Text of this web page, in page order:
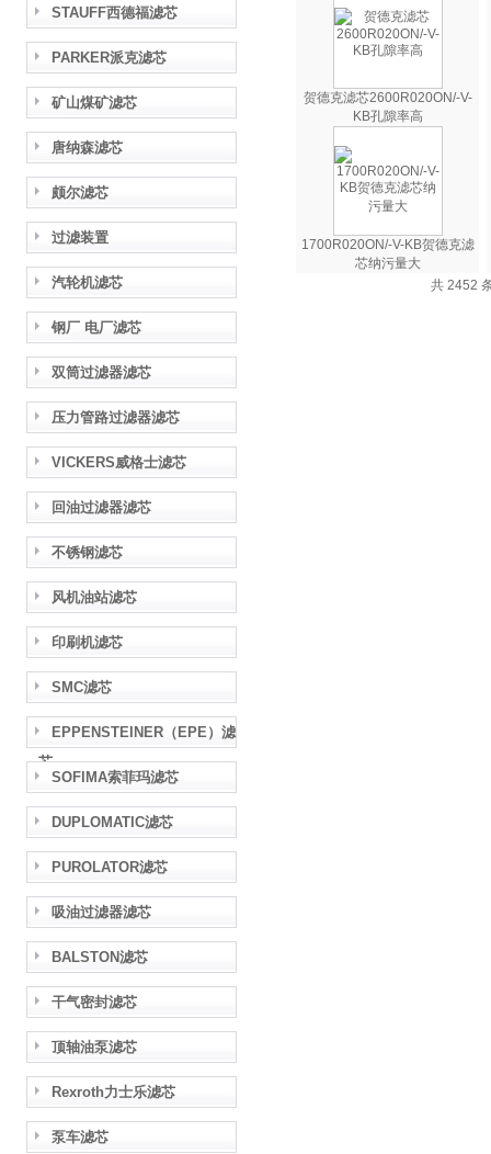
STAUFF西德福滤芯
PARKER派克滤芯
矿山煤矿滤芯
唐纳森滤芯
颇尔滤芯
过滤装置
汽轮机滤芯
钢厂 电厂滤芯
双筒过滤器滤芯
压力管路过滤器滤芯
VICKERS威格士滤芯
回油过滤器滤芯
不锈钢滤芯
风机油站滤芯
印刷机滤芯
SMC滤芯
EPPENSTEINER（EPE）滤
芯
SOFIMA索菲玛滤芯
DUPLOMATIC滤芯
PUROLATOR滤芯
吸油过滤器滤芯
BALSTON滤芯
干气密封滤芯
顶轴油泵滤芯
Rexroth力士乐滤芯
泵车滤芯
贺德克滤芯2600R020ON/-V-
KB孔隙率高
1700R020ON/-V-KB贺德克滤
芯纳污量大
共 2452